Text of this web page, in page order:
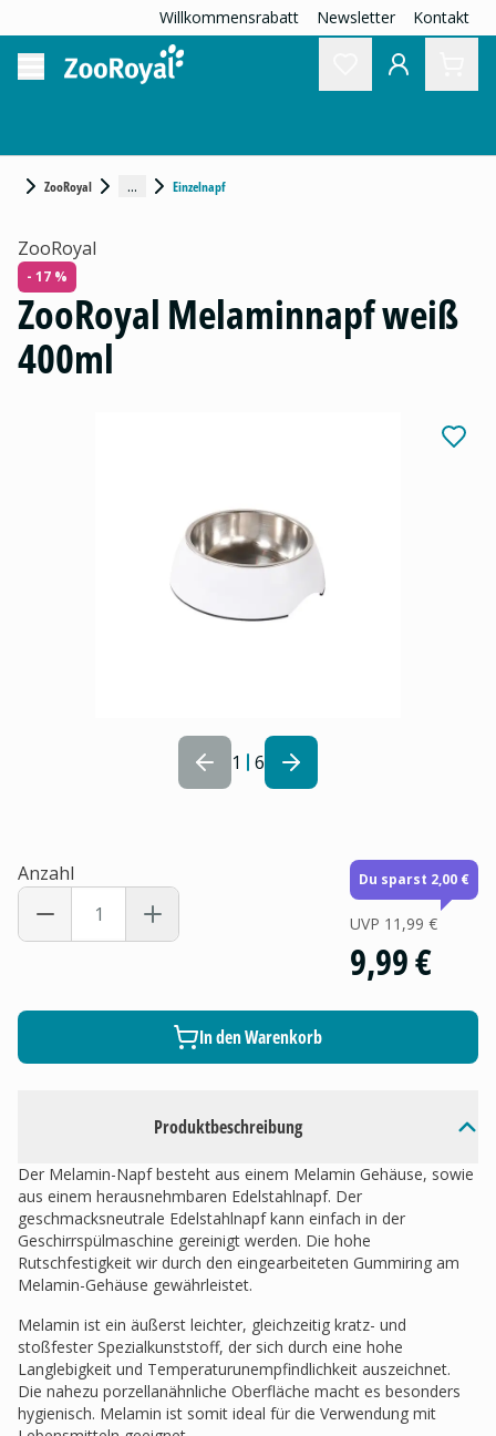
Willkommensrabatt Newsletter Kontakt
ZooRoyal ... Einzelnapf
1 6
Produktbeschreibung
Der Melamin-Napf besteht aus einem Melamin Gehäuse, sowie
aus einem herausnehmbaren Edelstahlnapf. Der
geschmacksneutrale Edelstahlnapf kann einfach in der
Geschirrspülmaschine gereinigt werden. Die hohe
Rutschfestigkeit wir durch den eingearbeiteten Gummiring am
Melamin-Gehäuse gewährleistet.
Melamin ist ein äußerst leichter, gleichzeitig kratz- und
stoßfester Spezialkunststoff, der sich durch eine hohe
Langlebigkeit und Temperaturunempfindlichkeit auszeichnet.
Die nahezu porzellanähnliche Oberfläche macht es besonders
hygienisch. Melamin ist somit ideal für die Verwendung mit
ZooRoyal
- 17 %
ZooRoyal Melaminnapf weiß
400ml
Anzahl Du sparst 2,00 €
UVP 11,99 €
9,99 €
In den Warenkorb